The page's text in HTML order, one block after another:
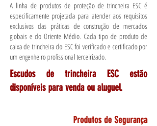
A linha de produtos de proteção de trincheira ESC é
especificamente projetada para atender aos requisitos
exclusivos das práticas de construção de mercados
globais e do Oriente Médio. Cada tipo de produto de
caixa de trincheira do ESC foi verificado e certificado por
um engenheiro profissional terceirizado.
Escudos de trincheira ESC estão
disponíveis para venda ou aluguel.
Produtos de Segurança